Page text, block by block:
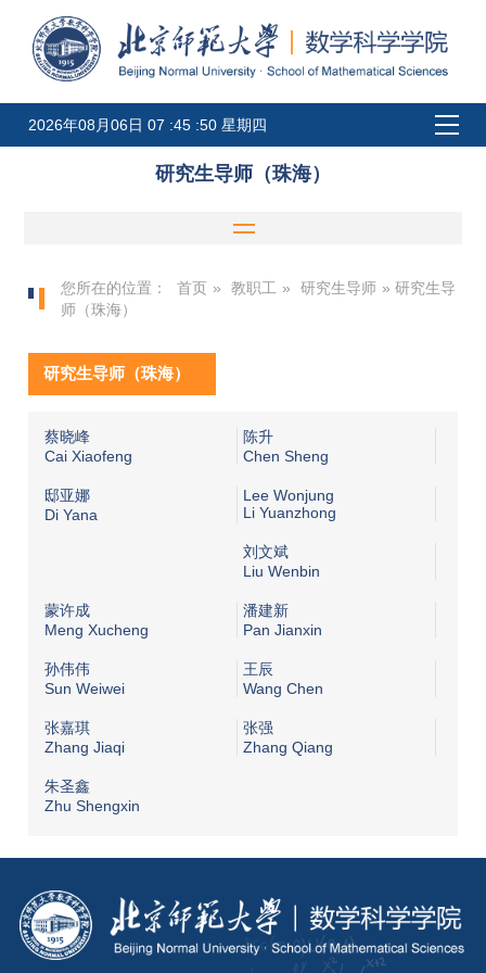
2026年08月06日 07 :45 :50 星期四
研究生导师（珠海）
您所在的位置： 首页 » 教职工 » 研究生导师 » 研究生导
师（珠海）
研究生导师（珠海）
蔡晓峰
Cai Xiaofeng
陈升
Chen Sheng
邸亚娜
Di Yana
Lee Wonjung
Li Yuanzhong
刘文斌
Liu Wenbin
蒙许成
Meng Xucheng
潘建新
Pan Jianxin
孙伟伟
Sun Weiwei
王辰
Wang Chen
张嘉琪
Zhang Jiaqi
张强
Zhang Qiang
朱圣鑫
Zhu Shengxin